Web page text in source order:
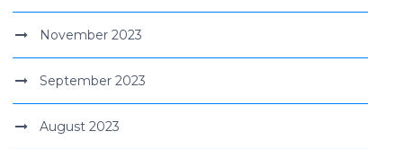
November 2023
September 2023
August 2023